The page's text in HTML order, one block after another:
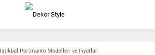
İstikbal Portmanto Modelleri ve Fiyatları